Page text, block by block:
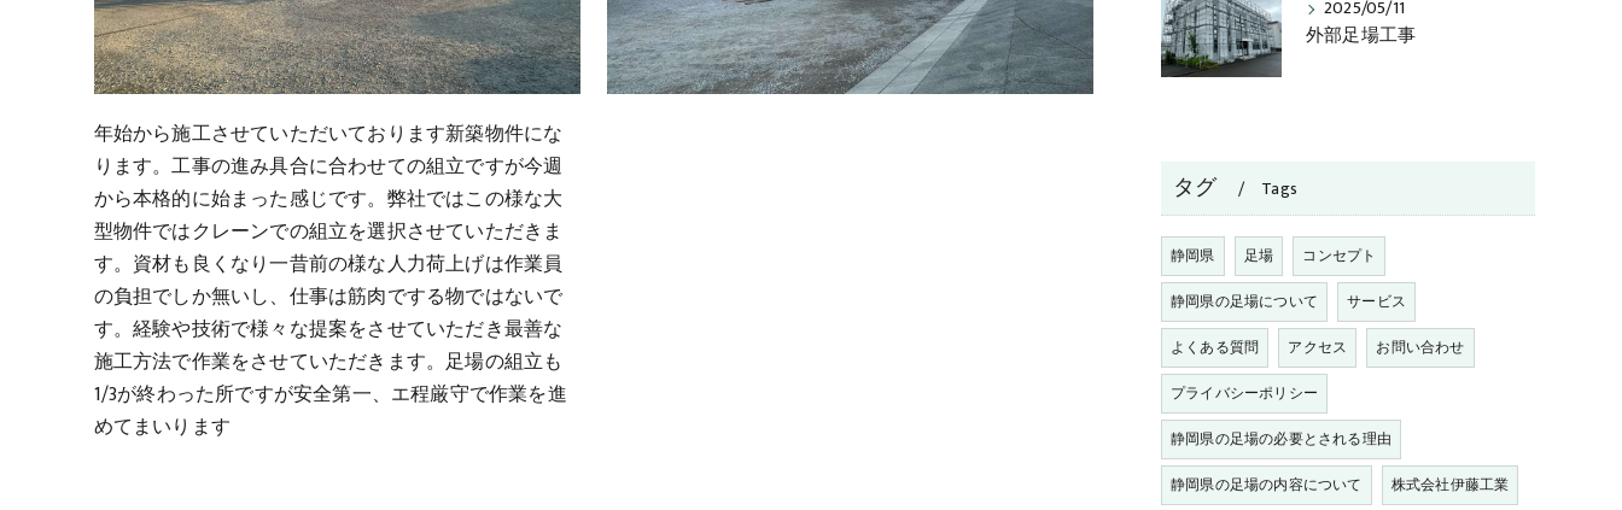
年始から施工させていただいております新築物件にな
ります。工事の進み具合に合わせての組立ですが今週
から本格的に始まった感じです。弊社ではこの様な大
型物件ではクレーンでの組立を選択させていただきま
す。資材も良くなり一昔前の様な人力荷上げは作業員
の負担でしか無いし、仕事は筋肉でする物ではないで
す。経験や技術で様々な提案をさせていただき最善な
施工方法で作業をさせていただきます。足場の組立も
1/3が終わった所ですが安全第一、エ程厳守で作業を進
めてまいります
2025/05/11
外部足場工事
タグ Tags
静岡県 足場
コンセプト
静岡県の足場について
サービス
よくある質問
アクセス
お問い合わせ
プライバシーポリシー
静岡県の足場の必要とされる理由
静岡県の足場の内容について
株式会社伊藤工業